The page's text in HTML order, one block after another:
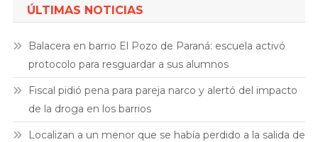
ÚLTIMAS NOTICIAS
Balacera en barrio El Pozo de Paraná: escuela activó
protocolo para resguardar a sus alumnos
Fiscal pidió pena para pareja narco y alertó del impacto
de la droga en los barrios
Localizan a un menor que se había perdido a la salida de